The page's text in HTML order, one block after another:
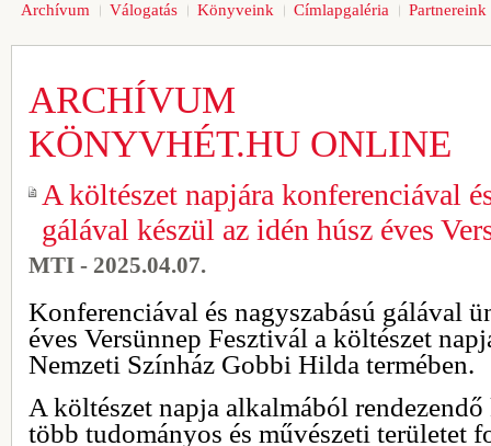
Archívum Válogatás Könyveink Címlapgaléria Partnereink
ARCHÍVUM
KÖNYVHÉT.HU ONLINE
A költészet napjára konferenciával
gálával készül az idén húsz éves
MTI - 2025.04.07.
Konferenciával és nagyszabású gálával
éves Versünnep Fesztivál a költészet
Nemzeti Színház Gobbi Hilda termében.
A költészet napja alkalmából
több tudományos és művészeti területet